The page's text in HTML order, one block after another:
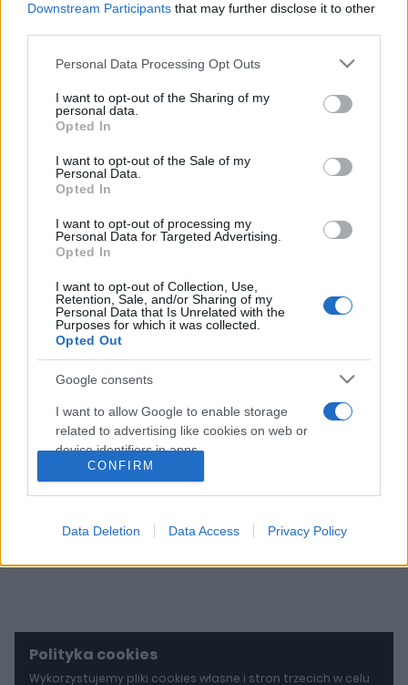
Downstream Participants that may further disclose it to other
Please note that this website/app uses one or more Google
not limited to your visit or usage behaviour. You may click to
grant or deny consent to Google and its third-party tags to
use your data for below specified purposes in below Google
consent section.
Personal Data Processing Opt Outs
I want to opt-out of the Sharing of my
personal data.
Opted In
I want to opt-out of the Sale of my
Personal Data.
Opted In
I want to opt-out of processing my
Personal Data for Targeted Advertising.
Opted In
I want to opt-out of Collection, Use,
Retention, Sale, and/or Sharing of my
Personal Data that Is Unrelated with the
Purposes for which it was collected.
Opted Out
Google consents
I want to allow Google to enable storage
related to advertising like cookies on web or
device identifiers in apps.
I want to allow my user data to be sent to
personalized advertising.
I want to allow Google to enable storage
CONFIRM
Data Deletion Data Access Privacy Policy
Wygląda na to, że
Jaguar nie zarabia na
swoich samochodach.
W ofercie zostaje
Redakcja autoGALERIA.pl
42
Jaguar XE, XF i F-Type
to już przeszłość. Teraz
zostają SUV-y, a
Maciej Kuchno
CIEKAWOSTKI
3 ZDJĘĆ
Jaguar ma być bardzo
luksusowy. Nowy model
najmniej 500 000
złotych
Redakcja autoGALERIA.pl
Polityka cookies
Wykorzystujemy pliki cookies własne i stron trzecich w celu